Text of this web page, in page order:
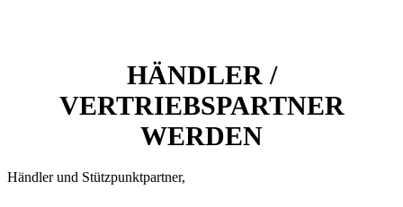
HÄNDLER /
VERTRIEBSPARTNER
WERDEN
Händler und Stützpunktpartner,